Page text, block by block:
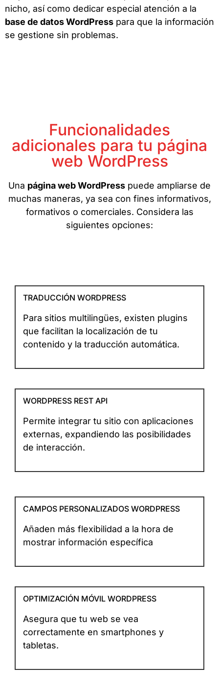
nicho, así como dedicar especial atención a la
base de datos WordPress para que la información
se gestione sin problemas.
Funcionalidades
adicionales para tu página
web WordPress
Una página web WordPress puede ampliarse de
muchas maneras, ya sea con fines informativos,
formativos o comerciales. Considera las
siguientes opciones:
TRADUCCIÓN WORDPRESS
Para sitios multilingües, existen plugins
que facilitan la localización de tu
contenido y la traducción automática.
WORDPRESS REST API
Permite integrar tu sitio con aplicaciones
externas, expandiendo las posibilidades
de interacción.
CAMPOS PERSONALIZADOS WORDPRESS
Añaden más flexibilidad a la hora de
mostrar información específica
OPTIMIZACIÓN MÓVIL WORDPRESS
Asegura que tu web se vea
correctamente en smartphones y
tabletas.